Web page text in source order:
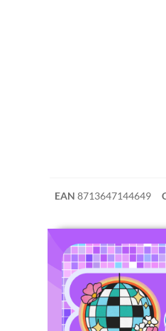
EAN8713647144649